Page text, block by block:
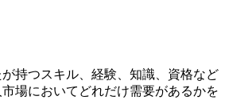
持つスキル、経験、知識、資格など
場においてどれだけ需要があるかを